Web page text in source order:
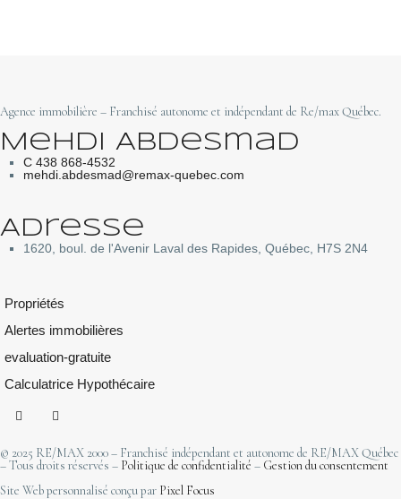
Agence immobilière – Franchisé autonome et indépendant de Re/max Québec.
Mehdi Abdesmad
C 438 868-4532
mehdi.abdesmad@remax-quebec.com
Adresse
1620, boul. de l'Avenir Laval des Rapides, Québec, H7S 2N4
Propriétés
Alertes immobilières
evaluation-gratuite
Calculatrice Hypothécaire
© 2025 RE/MAX 2000 – Franchisé indépendant et autonome de RE/MAX Québec
– Tous droits réservés – Politique de confidentialité – Gestion du consentement
Site Web personnalisé conçu par Pixel Focus